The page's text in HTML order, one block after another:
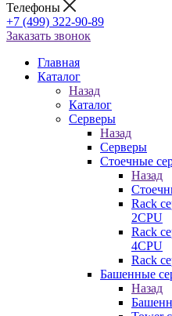
Телефоны
+7 (499) 322-90-89
Заказать звонок
Главная
Каталог
Назад
Каталог
Серверы
Назад
Серверы
Стоечные
Назад
Rack
2CPU
Rack
4CPU
Rack
Башенные
Назад